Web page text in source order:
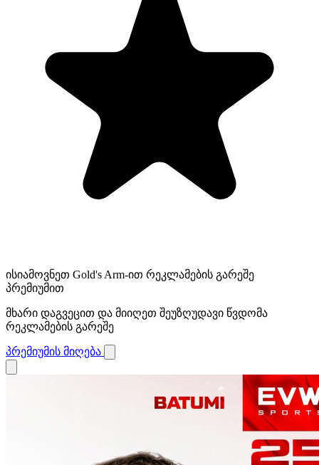
ისიამოვნეთ Gold's Arm-ით რეკლამების გარეშე
პრემიუმით
მხარი დაგვეცით და მიიღეთ შეუზღუდავი წვდომა
რეკლამების გარეშე
პრემიუმის მიღება